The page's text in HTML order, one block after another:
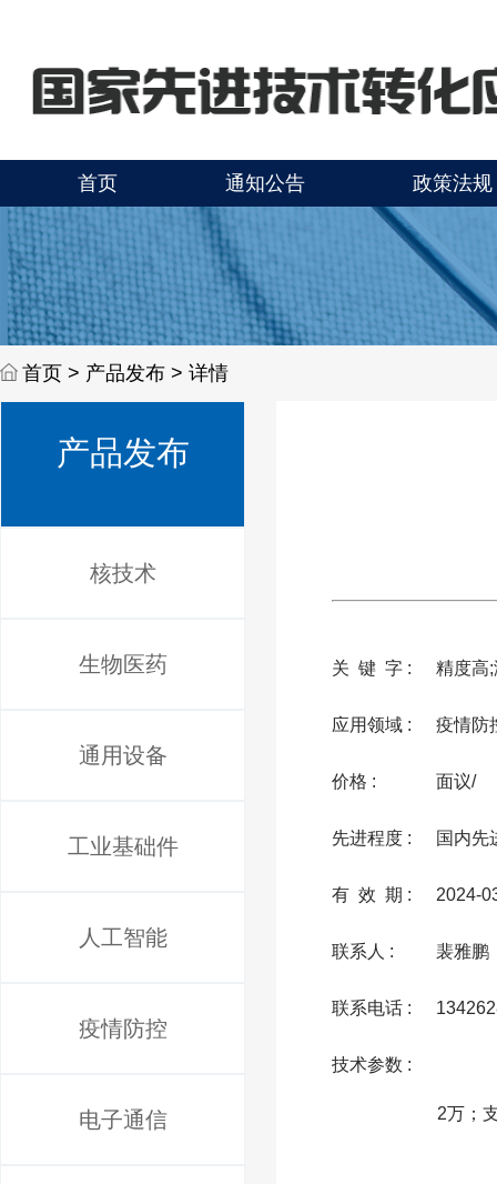
首页 通知公告 政策法规
首页 > 产品发布 > 详情
产品发布
核技术
生物医药
通用设备
工业基础件
人工智能
疫情防控
电子通信
关 键 字 : 精度高
应用领域 : 疫情防
价格 : 面议/
先进程度 : 国内先
有 效 期 : 2024-
联系人 : 裴雅鹏
联系电话 :
技术参数 :
2万；